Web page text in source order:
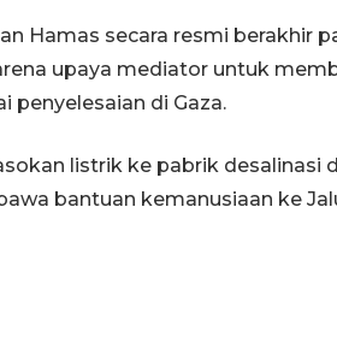
Hamas secara resmi berakhir
upaya mediator untuk
penyelesaian di Gaza.
listrik ke pabrik desalinasi
bantuan kemanusiaan ke